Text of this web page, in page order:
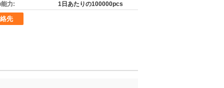
力:
1日あたりの100000pcs
先